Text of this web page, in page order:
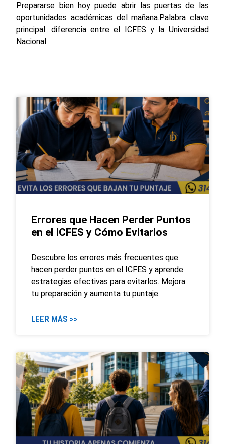
Prepararse bien hoy puede abrir las puertas de las
oportunidades académicas del mañana.Palabra clave
principal: diferencia entre el ICFES y la Universidad
Nacional
Errores que Hacen Perder Puntos
en el ICFES y Cómo Evitarlos
Descubre los errores más frecuentes que
hacen perder puntos en el ICFES y aprende
estrategias efectivas para evitarlos. Mejora
tu preparación y aumenta tu puntaje.
LEER MÁS >>